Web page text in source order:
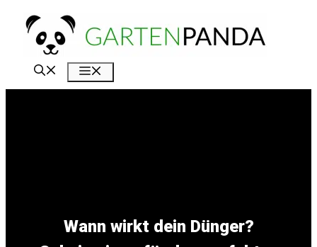
Zum
Inhalt
springen
Wann wirkt dein Dünger?